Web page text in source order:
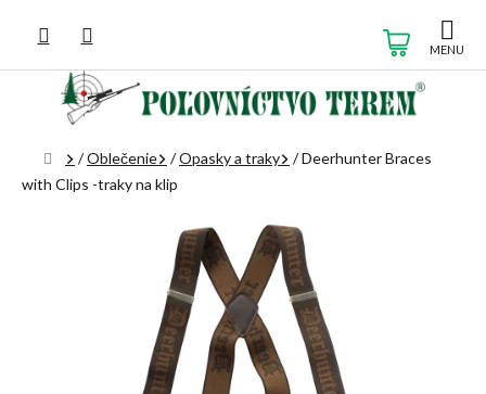
obsah
KOŠÍK
Domov
/Oblečenie /Opasky a traky /Deerhunter Braces
with Clips -traky na klip